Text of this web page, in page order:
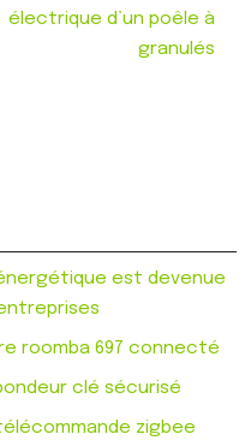
électrique d’un poêle à
granulés
est devenue
roomba 697 connecté
clé sécurisé
zigbee